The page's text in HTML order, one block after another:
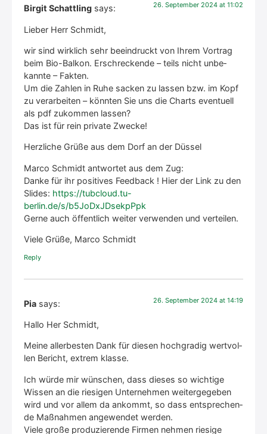
Birgit Schattling says: 26. Sep­tem­ber 2024 at 11:02
Lie­ber Herr Schmidt,
wir sind wirk­lich sehr beein­druckt von Ihrem Vor­trag
beim Bio-Bal­kon. Erschre­cken­de – teils nicht unbe­
kann­te – Fak­ten.
Um die Zah­len in Ruhe sacken zu las­sen bzw. im Kopf
zu ver­ar­bei­ten – könn­ten Sie uns die Charts even­tu­ell
als pdf zukom­men las­sen?
Das ist für rein pri­va­te Zwe­cke!
Herz­li­che Grü­ße aus dem Dorf an der Düs­sel
Mar­co Schmidt ant­wor­tet aus dem Zug:
Dan­ke für ihr posi­ti­ves Feed­back ! Hier der Link zu den
Slides: https://tubcloud.tu-
berlin.de/s/b5JoDxJDsekpPpk
Ger­ne auch öffent­lich wei­ter ver­wen­den und ver­tei­len.
Vie­le Grü­ße, Mar­co Schmidt
Rep­ly
Pia says: 26. Sep­tem­ber 2024 at 14:19
Hal­lo Her Schmidt,
Mei­ne aller­bes­ten Dank für die­sen hoch­gra­dig wert­vol­
len Bericht, extrem klas­se.
Ich wür­de mir wün­schen, dass die­ses so wich­ti­ge
Wis­sen an die rie­si­gen Unter­neh­men wei­ter­ge­ge­ben
wird und vor allem da ankommt, so dass ent­spre­chen­
de Maß­nah­men ange­wen­det wer­den.
Vie­le gro­ße pro­du­zie­ren­de Fir­men neh­men rie­si­ge